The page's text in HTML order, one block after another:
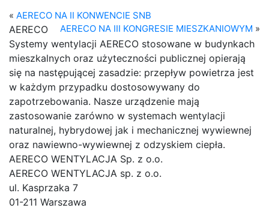
« AERECO NA II KONWENCIE SNB
AERECO NA III KONGRESIE MIESZKANIOWYM »
AERECO
Systemy wentylacji AERECO stosowane w budynkach
mieszkalnych oraz użyteczności publicznej opierają
się na następującej zasadzie: przepływ powietrza jest
w każdym przypadku dostosowywany do
zapotrzebowania. Nasze urządzenie mają
zastosowanie zarówno w systemach wentylacji
naturalnej, hybrydowej jak i mechanicznej wywiewnej
oraz nawiewno-wywiewnej z odzyskiem ciepła.
AERECO WENTYLACJA Sp. z o.o.
AERECO WENTYLACJA sp. z o.o.
ul. Kasprzaka 7
01-211 Warszawa